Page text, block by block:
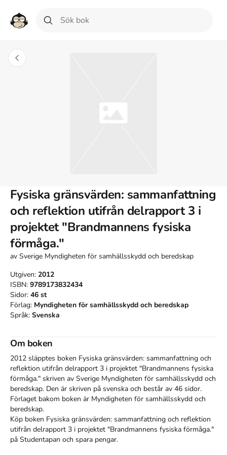
Fysiska gränsvärden: sammanfattning
och reflektion utifrån delrapport 3 i
projektet "Brandmannens fysiska
förmåga."
av Sverige Myndigheten för samhällsskydd och beredskap
Utgiven: 2012
ISBN: 9789173832434
Sidor: 46 st
Förlag: Myndigheten för samhällsskydd och beredskap
Språk: Svenska
Om boken
2012 släpptes boken Fysiska gränsvärden: sammanfattning och
reflektion utifrån delrapport 3 i projektet "Brandmannens fysiska
förmåga." skriven av Sverige Myndigheten för samhällsskydd och
beredskap. Den är skriven på svenska och består av 46 sidor.
Förlaget bakom boken är Myndigheten för samhällsskydd och
beredskap.
Köp boken Fysiska gränsvärden: sammanfattning och reflektion
utifrån delrapport 3 i projektet "Brandmannens fysiska förmåga."
på Studentapan och spara pengar.